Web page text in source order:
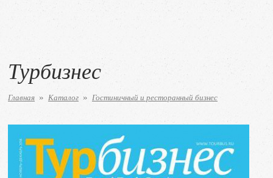
Турбизнес
Главная » Каталог » Гостиничный и ресторанный бизнес